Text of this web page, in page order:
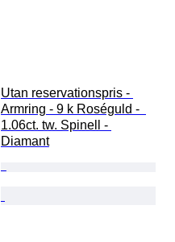
Utan reservationspris -
Armring - 9 k Roséguld -
1.06ct. tw. Spinell -
Diamant